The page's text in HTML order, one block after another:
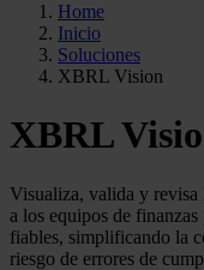
Home
Inicio
Soluciones
XBRL Vision
XBRL
Visualiza, valida y
a los equipos de
fiables, simplificando la
riesgo de errores de